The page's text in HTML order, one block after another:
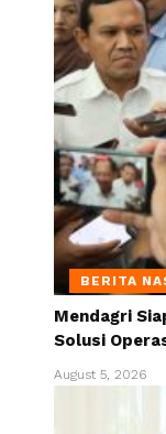
BERITA
Mendagri
Solusi
August 5, 2026